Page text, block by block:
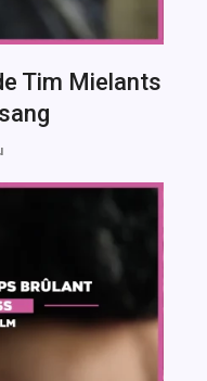
Tim Mielants